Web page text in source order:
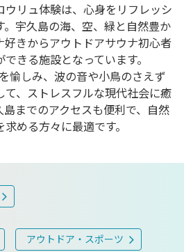
ウリュ体験は、心身をリフレッシ
。宇久島の海、空、緑と自然豊か
好きからアウトドアサウナ初心者
きる施設となっています。
愉しみ、波の音や小鳥のさえず
て、ストレスフルな現代社会に癒
島までのアクセスも便利で、自然
める方々に最適です。
アウトドア・スポーツ